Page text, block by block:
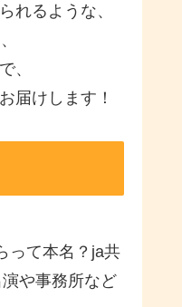
れるような、
、
届けします！
って本名？ja共
や事務所など